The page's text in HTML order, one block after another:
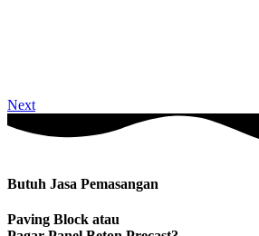
Next
Butuh Jasa Pemasangan
Paving Block atau